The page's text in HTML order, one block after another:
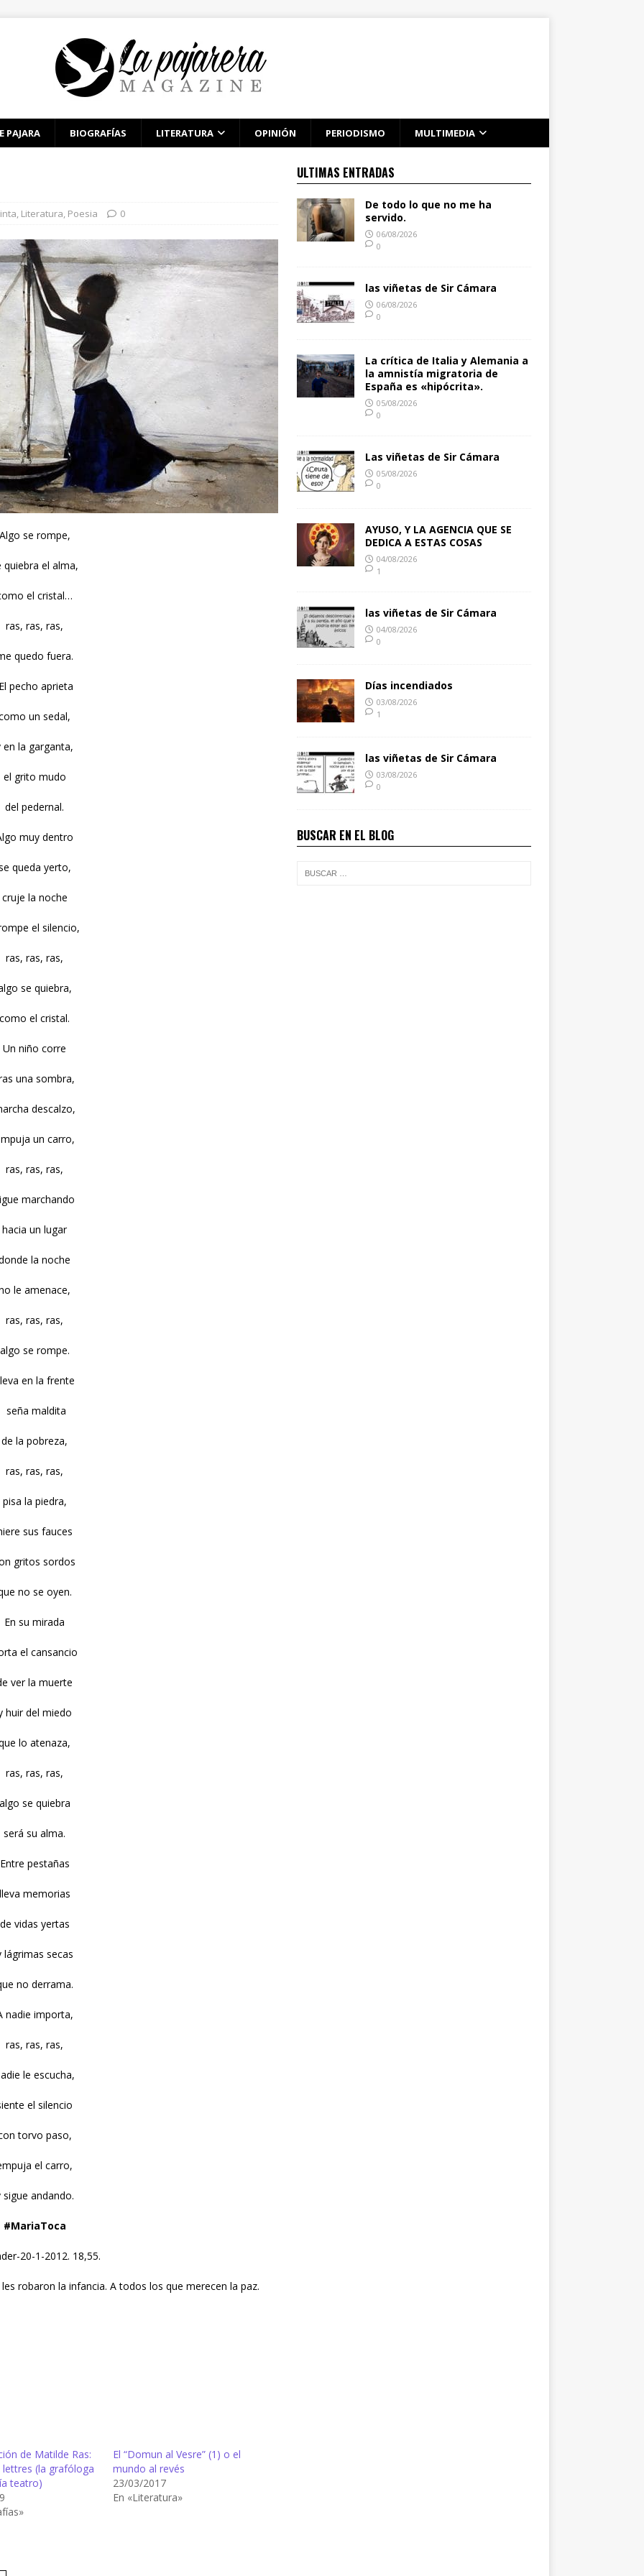
PAJARA BIOGRAFÍAS LITERATURA OPINIÓN PERIODISMO MULTIMEDIA
, Literatura, Poesia 0
se rompe,
quiebra el alma,
el cristal…
ras, ras, ras,
quedo fuera.
pecho aprieta
un sedal,
en la garganta,
el grito mudo
del pedernal.
muy dentro
queda yerto,
cruje la noche
el silencio,
ras, ras, ras,
se quiebra,
como el cristal.
Un niño corre
una sombra,
descalzo,
un carro,
ras, ras, ras,
marchando
hacia un lugar
la noche
le amenace,
ras, ras, ras,
algo se rompe.
en la frente
seña maldita
de la pobreza,
ras, ras, ras,
pisa la piedra,
sus fauces
gritos sordos
no se oyen.
En su mirada
el cansancio
ver la muerte
huir del miedo
lo atenaza,
ras, ras, ras,
se quiebra
será su alma.
Entre pestañas
memorias
de vidas yertas
lágrimas secas
no derrama.
nadie importa,
ras, ras, ras,
le escucha,
el silencio
torvo paso,
el carro,
sigue andando.
#MariaToca
20-1-2012. 18,55.
robaron la infancia. A todos los que merecen la paz.
de Matilde Ras:
(la grafóloga
teatro)
El “Domun al Vesre” (1) o el
mundo al revés
23/03/2017
En «Literatura»
ULTIMAS ENTRADAS
De todo lo que no me ha
servido.
06/08/2026
0
las viñetas de Sir Cámara
06/08/2026
0
La crítica de Italia y Alemania a
la amnistía migratoria de
España es «hipócrita».
05/08/2026
0
Las viñetas de Sir Cámara
05/08/2026
0
AYUSO, Y LA AGENCIA QUE SE
DEDICA A ESTAS COSAS
04/08/2026
1
las viñetas de Sir Cámara
04/08/2026
0
Días incendiados
03/08/2026
1
las viñetas de Sir Cámara
03/08/2026
0
BUSCAR EN EL BLOG